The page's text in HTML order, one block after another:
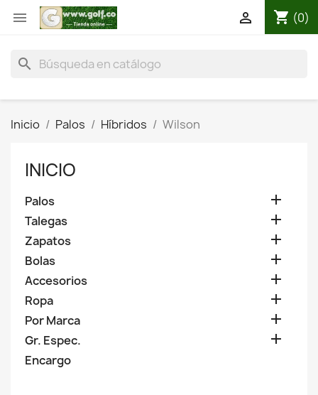
 shopping_cart (0)

search
Inicio Palos Híbridos Wilson
INICIO
Palos 
Talegas 
Zapatos 
Bolas 
Accesorios 
Ropa 
Por Marca 
Gr. Espec. 
Encargo